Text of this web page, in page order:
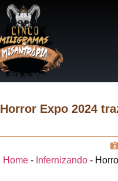
Horror Expo 2024
Home - Infernizando -